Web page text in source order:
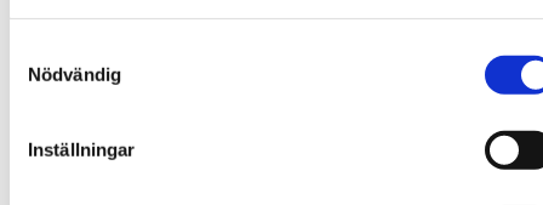
Nödvändig
Inställningar
i uppdrag att förbereda för genomförande av statlig
samverkan (OPS).I april fastställde regeringen den
fortsatt är angeläget att kunna pröva alternativa
Läs mer